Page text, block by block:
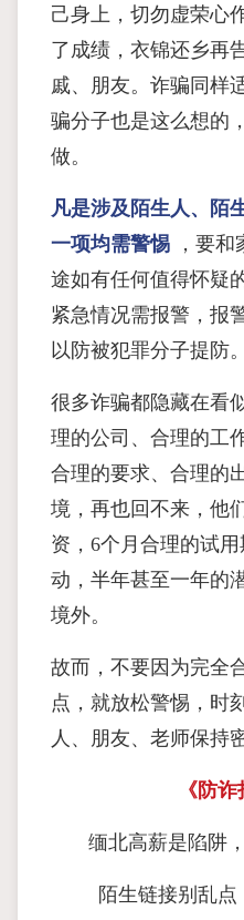
己身上，切勿虚荣心
了成绩，衣锦还乡再
戚、朋友。诈骗同样
骗分子也是这么想的
做。
凡是涉及陌生人、陌
一项均需警惕 ，要和
途如有任何值得怀疑
紧急情况需报警，报
以防被犯罪分子提防。
很多诈骗都隐藏在看
理的公司、合理的工
合理的要求、合理的
境，再也回不来，他
资，6个月合理的试
动，半年甚至一年的
境外。
故而，不要因为完全
点，就放松警惕，时
人、朋友、老师保持
《防
缅北高薪是陷阱
陌生链接别乱点